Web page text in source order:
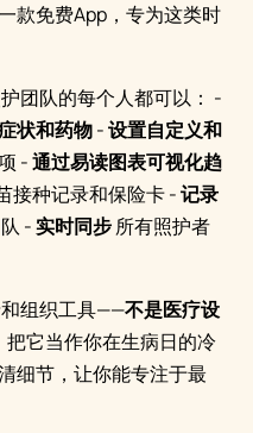
款免费App，专为这类时
团队的每个人都可以： -
状和药物-设置自定义和
-通过易读图表可视化趋
接种记录和保险卡 -记录
-实时同步所有照护者
和组织工具——不是医疗设
它当作你在生病日的冷
细节，让你能专注于最